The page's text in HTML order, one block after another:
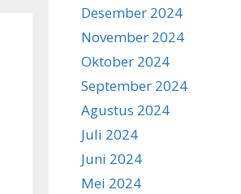
Desember 2024
November 2024
Oktober 2024
September 2024
Agustus 2024
Juli 2024
Juni 2024
Mei 2024